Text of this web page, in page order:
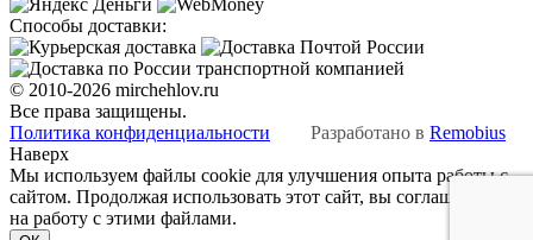
Способы доставки:
© 2010-2026 mirchehlov.ru
Все права защищены.
Политика конфиденциальности
Разработано в Remobius
Наверх
Мы используем файлы cookie для улучшения опыта работы с
сайтом. Продолжая использовать этот сайт, вы соглашаетесь
на работу с этими файлами.